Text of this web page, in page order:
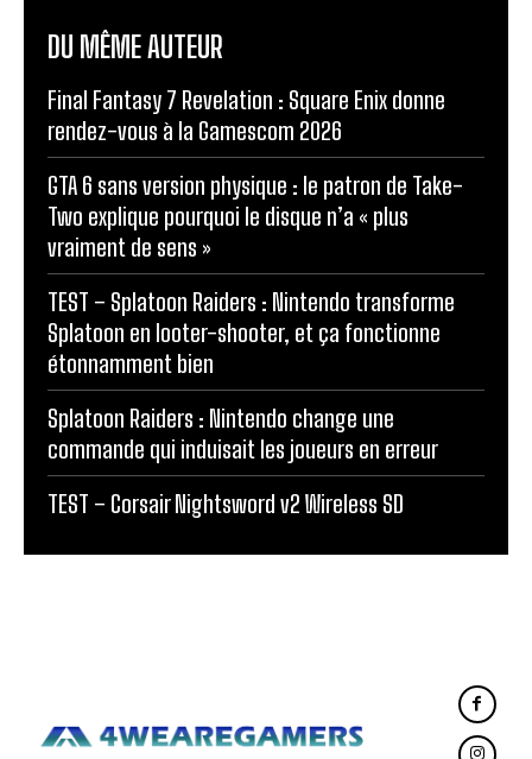
DU MÊME AUTEUR
Final Fantasy 7 Revelation : Square Enix donne
rendez-vous à la Gamescom 2026
GTA 6 sans version physique : le patron de Take-
Two explique pourquoi le disque n’a « plus
vraiment de sens »
TEST – Splatoon Raiders : Nintendo transforme
Splatoon en looter-shooter, et ça fonctionne
étonnamment bien
Splatoon Raiders : Nintendo change une
commande qui induisait les joueurs en erreur
TEST – Corsair Nightsword v2 Wireless SD